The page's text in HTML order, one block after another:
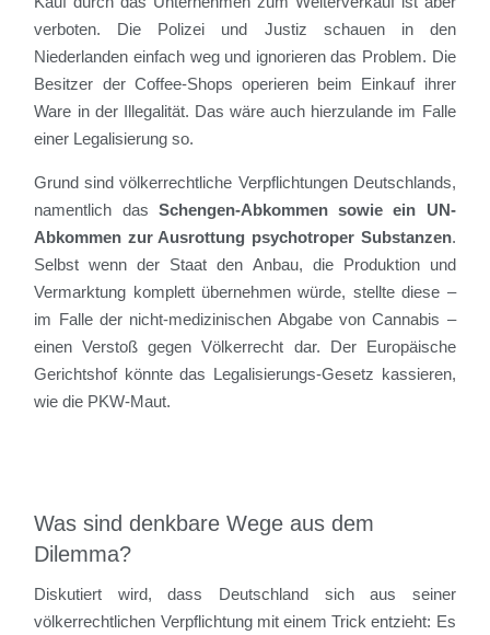
verboten. Die Polizei und Justiz schauen in den
Niederlanden einfach weg und ignorieren das Problem. Die
Besitzer der Coffee-Shops operieren beim Einkauf ihrer
Ware in der Illegalität. Das wäre auch hierzulande im Falle
einer Legalisierung so.
Grund sind völkerrechtliche Verpflichtungen Deutschlands,
namentlich das Schengen-Abkommen sowie ein UN-
Abkommen zur Ausrottung psychotroper Substanzen.
Selbst wenn der Staat den Anbau, die Produktion und
Vermarktung komplett übernehmen würde, stellte diese –
im Falle der nicht-medizinischen Abgabe von Cannabis –
einen Verstoß gegen Völkerrecht dar. Der Europäische
Gerichtshof könnte das Legalisierungs-Gesetz kassieren,
wie die PKW-Maut.
Was sind denkbare Wege aus dem
Dilemma?
Diskutiert wird, dass Deutschland sich aus seiner
völkerrechtlichen Verpflichtung mit einem Trick entzieht: Es